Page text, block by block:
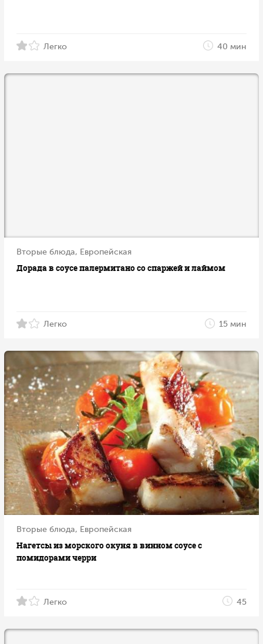
Легко 40 мин
Вторые блюда, Европейская
Дорада в соусе палермитано со спаржей и лаймом
Легко 15 мин
Вторые блюда, Европейская
Нагетсы из морского окуня в винном соусе с
помидорами черри
Легко 45